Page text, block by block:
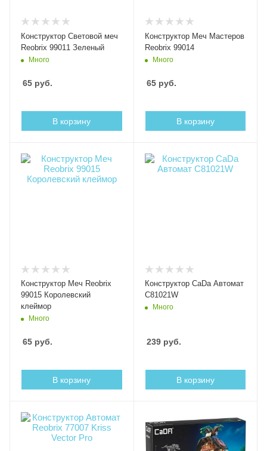
Конструктор Световой меч
Reobrix 99011 Зеленый
Много
65 руб.
В корзину
Конструктор Меч Мастеров
Reobrix 99014
Много
65руб.
В корзину
Конструктор Меч Reobrix
99015 Королевский
клеймор
Много
65 руб.
В корзину
Конструктор CaDa Автомат
C81021W
Много
239руб.
В корзину